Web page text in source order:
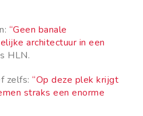
“Geen banale
architectuur in een
HLN.
zelfs: “Op deze plek krijgt
straks een enorme